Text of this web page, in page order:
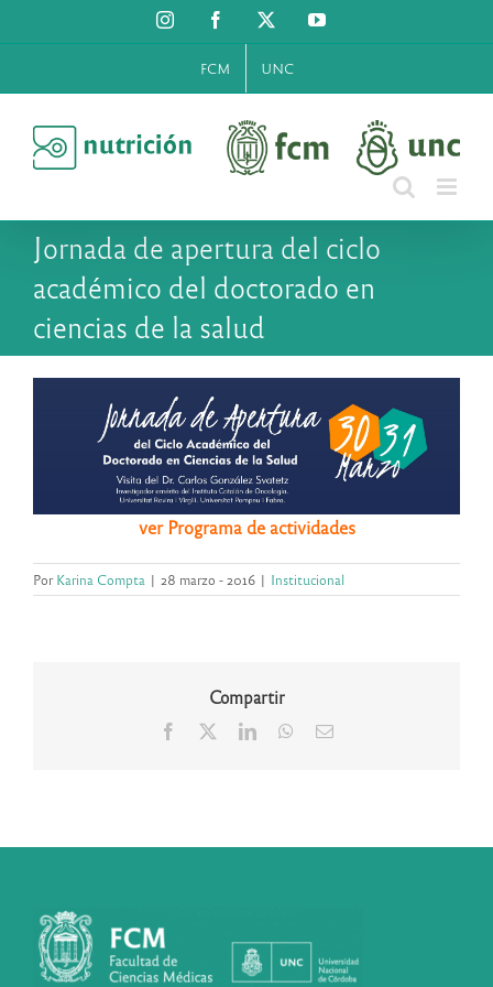
al
InstagramFacebook YouTube
FCM UNC
Jornada de apertura del ciclo
académico del doctorado en
ciencias de la salud
ver Programa de actividades
PorKarina Compta | 28 marzo - 2016 | Institucional
Compartir
Facebook LinkedInWhatsApp
Correo